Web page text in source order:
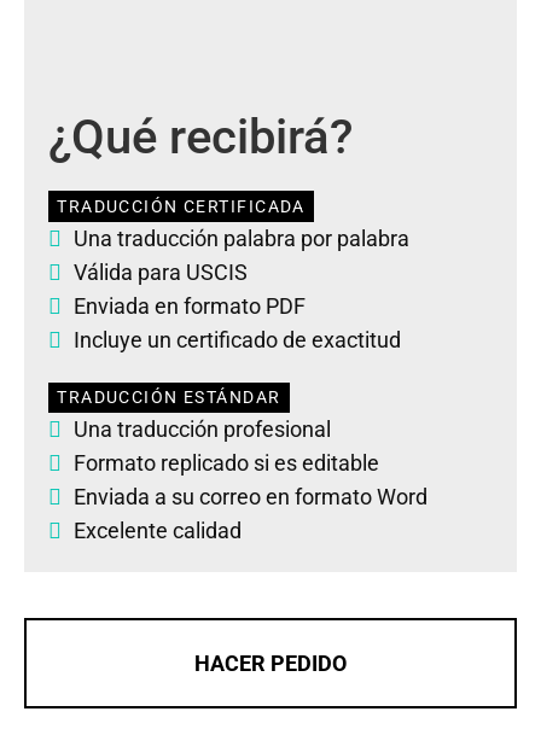
¿Qué recibirá?
TRADUCCIÓN CERTIFICADA
Una traducción palabra por palabra
Válida para USCIS
Enviada en formato PDF
Incluye un certificado de exactitud
TRADUCCIÓN ESTÁNDAR
Una traducción profesional
Formato replicado si es editable
Enviada a su correo en formato Word
Excelente calidad
HACER PEDIDO